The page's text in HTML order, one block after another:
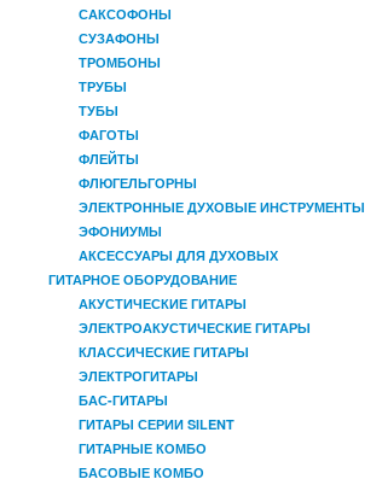
САКСОФОНЫ
СУЗАФОНЫ
ТРОМБОНЫ
ТРУБЫ
ТУБЫ
ФАГОТЫ
ФЛЕЙТЫ
ФЛЮГЕЛЬГОРНЫ
ЭЛЕКТРОННЫЕ ДУХОВЫЕ ИНСТРУМЕНТЫ
ЭФОНИУМЫ
АКСЕССУАРЫ ДЛЯ ДУХОВЫХ
ГИТАРНОЕ ОБОРУДОВАНИЕ
АКУСТИЧЕСКИЕ ГИТАРЫ
ЭЛЕКТРОАКУСТИЧЕСКИЕ ГИТАРЫ
КЛАССИЧЕСКИЕ ГИТАРЫ
ЭЛЕКТРОГИТАРЫ
БАС-ГИТАРЫ
ГИТАРЫ СЕРИИ SILENT
ГИТАРНЫЕ КОМБО
БАСОВЫЕ КОМБО